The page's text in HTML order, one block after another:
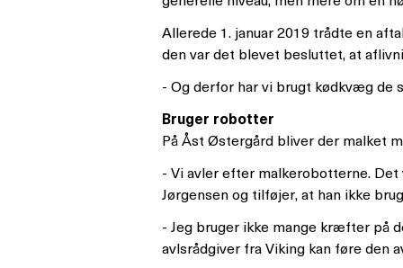
Allerede 1. januar 2019 trådte en
den var det blevet besluttet, at
- Og derfor har vi brugt kødkvæg de
Bruger robotter
På Åst Østergård bliver der malket
- Vi avler efter malkerobotterne.
Jørgensen og tilføjer, at han ikke
- Jeg bruger ikke mange kræfter på
avlsrådgiver fra Viking kan føre den